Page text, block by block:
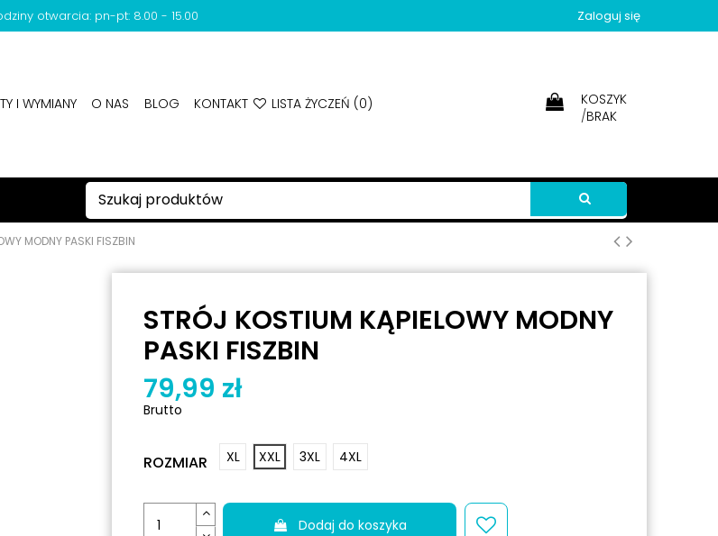
otwarcia: pn-pt: 8.00 - 15.00 Zaloguj się
I WYMIANY O NAS BLOG KONTAKT LISTA ŻYCZEŃ (0)
KOSZYK
/BRAK
MODNY PASKI FISZBIN
STRÓJ KOSTIUM KĄPIELOWY MODNY
PASKI FISZBIN
79,99 zł
Brutto
ROZMIAR XL XXL 3XL 4XL
Dodaj do koszyka